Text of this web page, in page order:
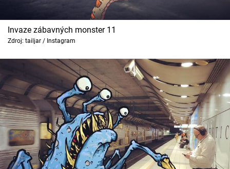
Invaze zábavných monster 11
Zdroj: tailjar / Instagram